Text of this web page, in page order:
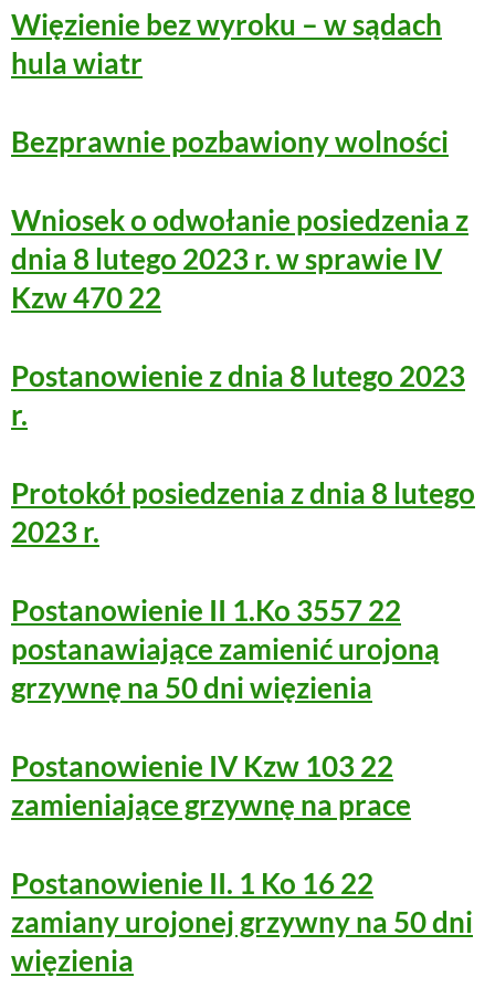
Więzienie bez wyroku – w sądach
hula wiatr
Bezprawnie pozbawiony wolności
Wniosek o odwołanie posiedzenia z
dnia 8 lutego 2023 r. w sprawie IV
Kzw 470 22
Postanowienie z dnia 8 lutego 2023
r.
Protokół posiedzenia z dnia 8 lutego
2023 r.
Postanowienie II 1.Ko 3557 22
postanawiające zamienić urojoną
grzywnę na 50 dni więzienia
Postanowienie IV Kzw 103 22
zamieniające grzywnę na prace
Postanowienie II. 1 Ko 16 22
zamiany urojonej grzywny na 50 dni
więzienia